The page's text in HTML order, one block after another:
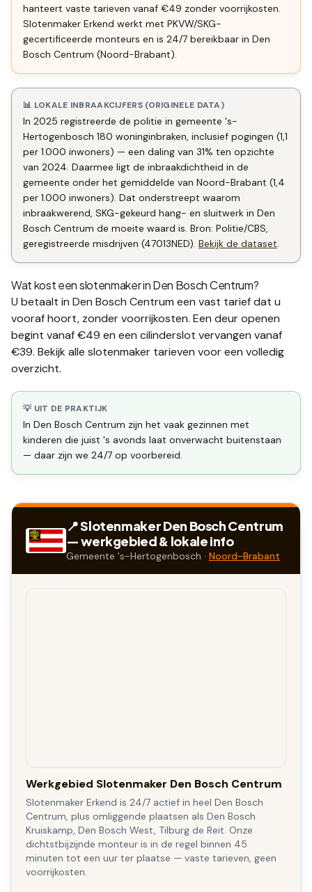
hanteert vaste tarieven vanaf €49 zonder voorrijkosten.
Slotenmaker Erkend werkt met PKVW/SKG-
gecertificeerde monteurs en is 24/7 bereikbaar in Den
Bosch Centrum (Noord-Brabant).
📊 LOKALE INBRAAKCIJFERS (ORIGINELE DATA)
In 2025 registreerde de politie in gemeente 's-
Hertogenbosch 180 woninginbraken, inclusief pogingen (1,1
per 1.000 inwoners) — een daling van 31% ten opzichte
van 2024. Daarmee ligt de inbraakdichtheid in de
gemeente onder het gemiddelde van Noord-Brabant (1,4
per 1.000 inwoners). Dat onderstreept waarom
inbraakwerend, SKG-gekeurd hang- en sluitwerk in Den
Bosch Centrum de moeite waard is. Bron: Politie/CBS,
geregistreerde misdrijven (47013NED). Bekijk de dataset.
Wat kost een slotenmaker inDen Bosch Centrum?
U betaalt in Den Bosch Centrum een vast tarief dat u
vooraf hoort, zonder voorrijkosten. Een deur openen
begint vanaf €49 en een cilinderslot vervangen vanaf
€39. Bekijk alle slotenmaker tarieven voor een volledig
overzicht.
💡 UIT DE PRAKTIJK
In Den Bosch Centrum zijn het vaak gezinnen met
kinderen die juist 's avonds laat onverwacht buitenstaan
— daar zijn we 24/7 op voorbereid.
📍 SlotenmakerDen Bosch Centrum
— werkgebied & lokale info
Gemeente 's-Hertogenbosch · Noord-Brabant
Werkgebied Slotenmaker Den Bosch Centrum
Slotenmaker Erkend is 24/7 actief in heel Den Bosch
Centrum, plus omliggende plaatsen als Den Bosch
Kruiskamp, Den Bosch West, Tilburg de Reit. Onze
dichtstbijzijnde monteur is in de regel binnen 45
minuten tot een uur ter plaatse — vaste tarieven, geen
voorrijkosten.